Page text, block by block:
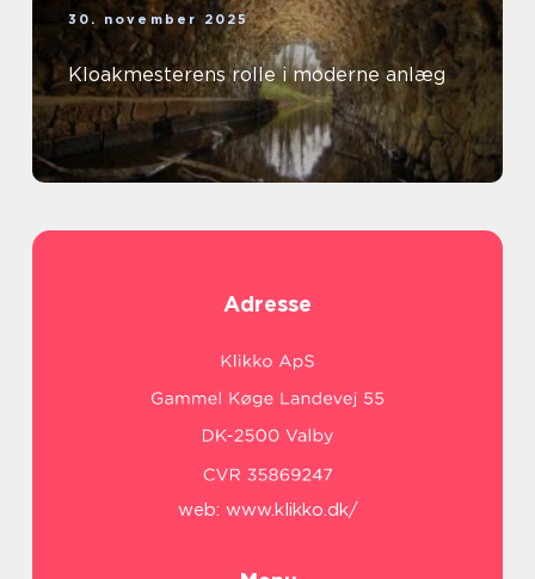
30. november 2025
Kloakmesterens rolle i moderne anlæg
Adresse
web: www.klikko.dk/